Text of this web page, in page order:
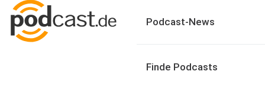
Podcast-News
Finde Podcasts